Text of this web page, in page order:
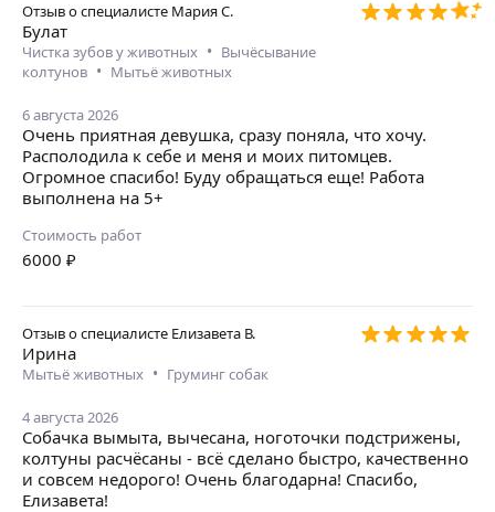
Отзыв о специалисте Мария С.
Булат
Чистка зубов у животных • Вычёсывание
колтунов • Мытьё животных
6 августа 2026
Очень приятная девушка, сразу поняла, что хочу.
Располодила к себе и меня и моих питомцев.
Огромное спасибо! Буду обращаться еще! Работа
выполнена на 5+
Стоимость работ
6000 ₽
Отзыв о специалисте Елизавета В.
Ирина
Мытьё животных • Груминг собак
4 августа 2026
Собачка вымыта, вычесана, ноготочки подстрижены,
колтуны расчёсаны - всё сделано быстро, качественно
и совсем недорого! Очень благодарна! Спасибо,
Елизавета!